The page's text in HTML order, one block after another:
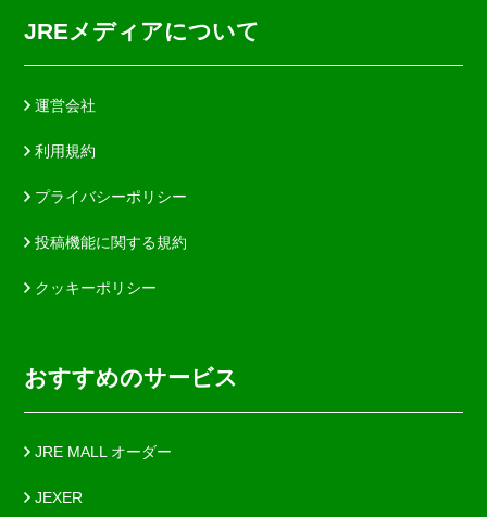
JREメディアについて
運営会社
利用規約
プライバシーポリシー
投稿機能に関する規約
クッキーポリシー
おすすめのサービス
JRE MALL オーダー
JEXER